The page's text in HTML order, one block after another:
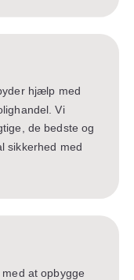
hjælp med
Vi
de bedste og
sikkerhed med
at opbygge